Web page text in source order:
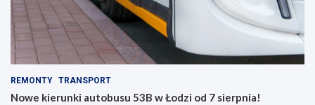
REMONTY TRANSPORT
Nowe kierunki autobusu 53B w Łodzi od 7 sierpnia!